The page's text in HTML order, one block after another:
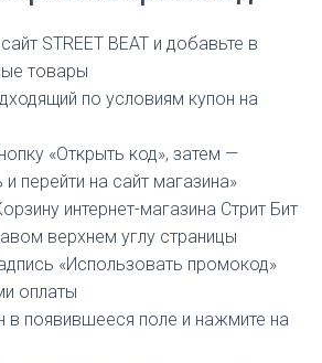
STREET BEAT и добавьте в
товары
по условиям купон на
«Открыть код», затем —
перейти на сайт магазина»
интернет-магазина Стрит Бит
верхнем углу страницы
«Использовать промокод»
оплаты
в появившееся поле и нажмите на